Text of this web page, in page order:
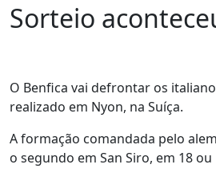
Sorteio
O Benfica vai defrontar os
realizado em Nyon, na Suíça.
A formação comandada pelo
o segundo em San Siro, em 18